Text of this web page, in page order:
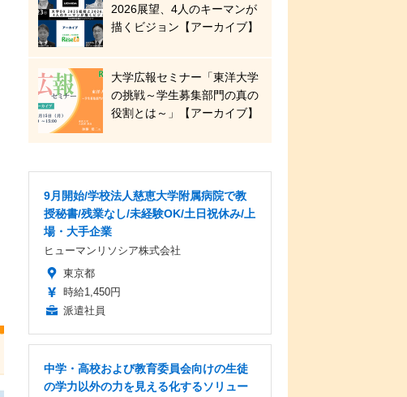
2026展望、4人のキーマンが
描くビジョン【アーカイブ】
大学広報セミナー「東洋大学
の挑戦～学生募集部門の真の
役割とは～」【アーカイブ】
9月開始/学校法人慈恵大学附属病院で教
授秘書/残業なし/未経験OK/土日祝休み/上
場・大手企業
ヒューマンリソシア株式会社
東京都
時給1,450円
派遣社員
中学・高校および教育委員会向けの生徒
の学力以外の力を見える化するソリュー